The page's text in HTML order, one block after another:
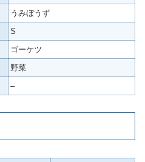
うみぼうず
S
ゴーケツ
野菜
–